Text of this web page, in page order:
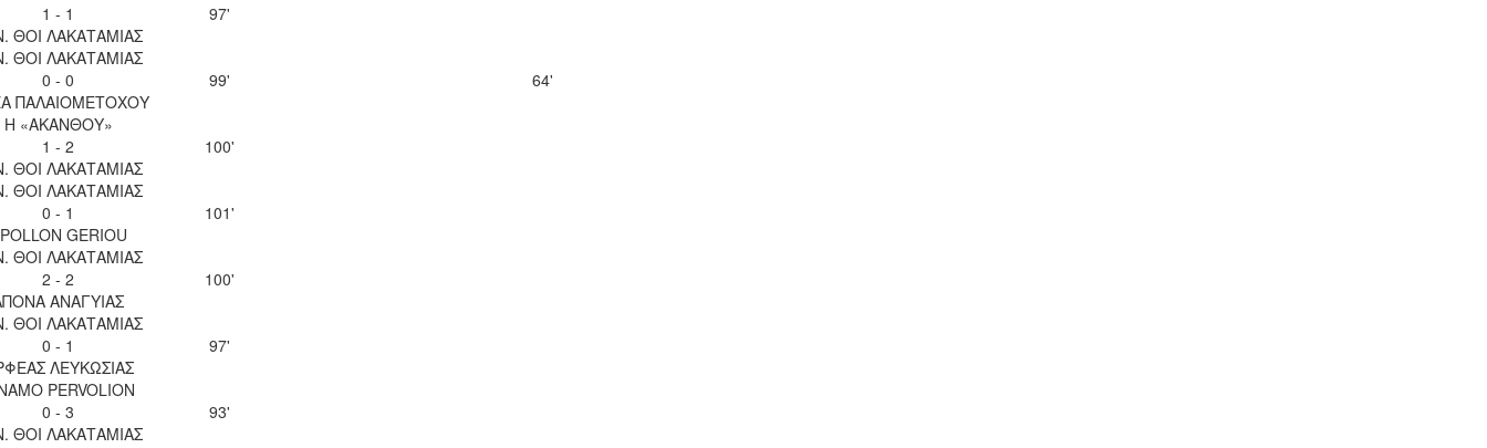
1 - 1
ΘΟΙ ΛΑΚΑΤΑΜΙΑΣ
97'
ΘΟΙ ΛΑΚΑΤΑΜΙΑΣ
0 - 0
ΠΑΛΑΙΟΜΕΤΟΧΟΥ
99'
64'
Η «ΑΚΑΝΘΟΥ»
1 - 2
ΘΟΙ ΛΑΚΑΤΑΜΙΑΣ
100'
ΘΟΙ ΛΑΚΑΤΑΜΙΑΣ
0 - 1
GERIOU
101'
ΘΟΙ ΛΑΚΑΤΑΜΙΑΣ
2 - 2
ΑΝΑΓΥΙΑΣ
100'
ΘΟΙ ΛΑΚΑΤΑΜΙΑΣ
0 - 1
ΛΕΥΚΩΣΙΑΣ
97'
PERVOLION
0 - 3
ΘΟΙ ΛΑΚΑΤΑΜΙΑΣ
93'